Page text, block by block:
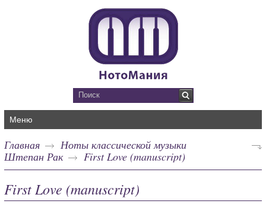
Меню
Главная
Ноты классической музыки
Штепан Рак
First Love (manuscript)
First Love (manuscript)